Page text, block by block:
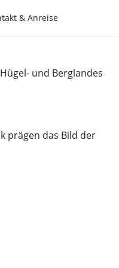
& Anreise
und Berglandes
prägen das Bild der